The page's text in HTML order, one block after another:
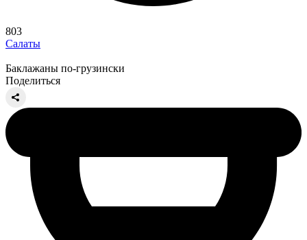
803
Салаты
Баклажаны по-грузински
Поделиться